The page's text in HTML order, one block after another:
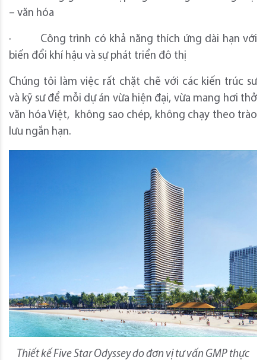
– văn hóa
· Công trình có khả năng thích ứng dài hạn với
biến đổi khí hậu và sự phát triển đô thị
Chúng tôi làm việc rất chặt chẽ với các kiến trúc sư
và kỹ sư để mỗi dự án vừa hiện đại, vừa mang hơi thở
văn hóa Việt, không sao chép, không chạy theo trào
lưu ngắn hạn.
Thiết kế Five Star Odyssey do đơn vị tư vấn GMP thực